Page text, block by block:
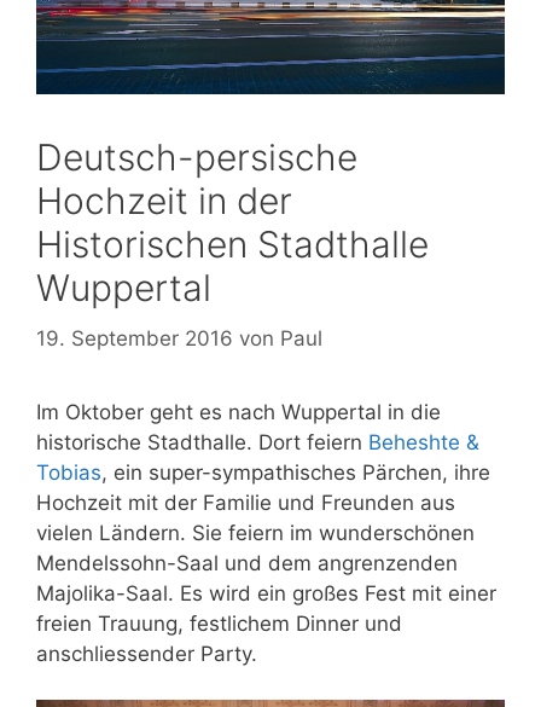
Deutsch-persische
Hochzeit in der
Historischen Stadthalle
Wuppertal
19. September 2016 von Paul
Im Oktober geht es nach Wuppertal in die
historische Stadthalle. Dort feiern Beheshte &
Tobias, ein super-sympathisches Pärchen, ihre
Hochzeit mit der Familie und Freunden aus
vielen Ländern. Sie feiern im wunderschönen
Mendelssohn-Saal und dem angrenzenden
Majolika-Saal. Es wird ein großes Fest mit einer
freien Trauung, festlichem Dinner und
anschliessender Party.